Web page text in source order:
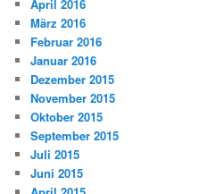
April 2016
März 2016
Februar 2016
Januar 2016
Dezember 2015
November 2015
Oktober 2015
September 2015
Juli 2015
Juni 2015